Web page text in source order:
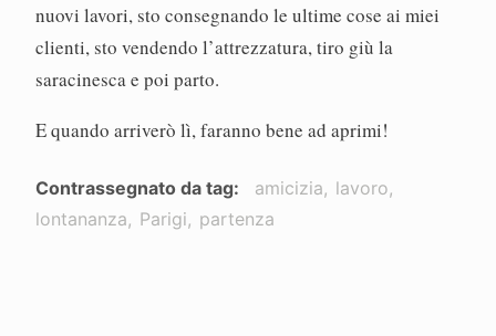
nuovi lavori, sto consegnando le ultime cose ai miei
clienti, sto vendendo l’attrezzatura, tiro giù la
saracinesca e poi parto.
E quando arriverò lì, faranno bene ad aprimi!
Contrassegnato da tag amicizia
lavoro
lontananza
Parigi partenza